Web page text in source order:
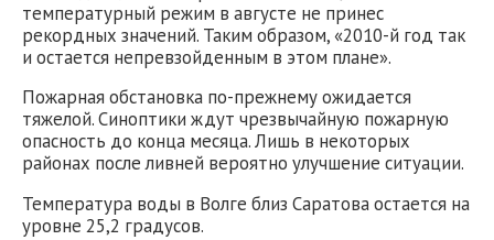
температурный режим в августе не принес
рекордных значений. Таким образом, «2010-й год так
и остается непревзойденным в этом плане».
Пожарная обстановка по-прежнему ожидается
тяжелой. Синоптики ждут чрезвычайную пожарную
опасность до конца месяца. Лишь в некоторых
районах после ливней вероятно улучшение ситуации.
Температура воды в Волге близ Саратова остается на
уровне 25,2 градусов.